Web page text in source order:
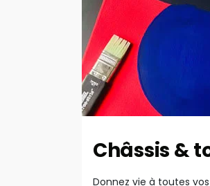
Châssis &
Donnez vie à toutes